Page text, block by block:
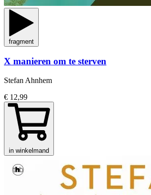
fragment
X manieren om te sterven
Stefan Ahnhem
€ 12,99
in winkelmand